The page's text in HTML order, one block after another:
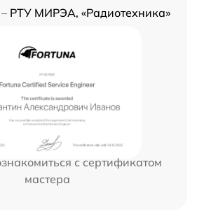
РТУ МИРЭА, «Радиотехника»
с сертификатом
мастера